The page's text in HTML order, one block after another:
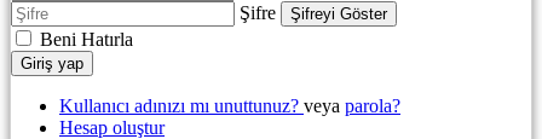
Şifre
Şifreyi Göster
Beni Hatırla
Giriş yap
Kullanıcı adınızı mı unuttunuz? veya parola?
Hesap oluştur